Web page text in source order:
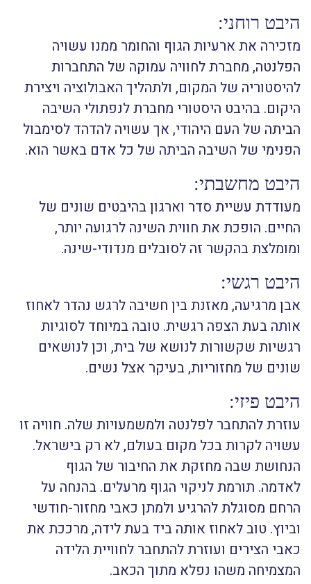
היבט רוחני:
מזכירה את ארעיות הגוף והחומר ממנו עשויה
הפלנטה, מחברת לחוויה עמוקה של התחברות
להיסטוריה של המקום, ולתהליך האבולוציה ויצירת
היקום. בהיבט היסטורי מחברת לנפתולי השיבה
הביתה של העם היהודי, אך עשויה להדהד לסימבול
הפנימי של השיבה הביתה של כל אדם באשר הוא.
היבט מחשבתי:
מעודדת עשיית סדר וארגון בהיבטים שונים של
החיים. הופכת את חווית השינה לרגועה יותר,
ומומלצת בהקשר זה לסובלים מנדודי-שינה.
היבט רגשי:
אבן מרגיעה, מאזנת בין חשיבה לרגש נהדר לאחוז
אותה בעת הצפה רגשית. טובה במיוחד לסוגיות
רגשיות שקשורות לנושא של בית, וכן לנושאים
שונים של מחזוריות, בעיקר אצל נשים.
היבט פיזי:
עוזרת להתחבר לפלנטה ולמשמעויות שלה. חוויה זו
עשויה לקרות בכל מקום בעולם, לא רק בישראל.
הנחושת שבה מחזקת את החיבור של הגוף
לאדמה. תורמת לניקוי הגוף מרעלים. בהנחה על
הרחם מסוגלת להרגיע ולמתן כאבי מחזור-חודשי
וביוץ. טוב לאחוז אותה ביד בעת לידה, מרככת את
כאבי הצירים ועוזרת להתחבר לחוויית הלידה
המצמיחה משהו נפלא מתוך הכאב.